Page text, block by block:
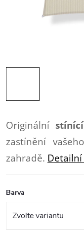
Originální
zastínění
zahradě.
Barva